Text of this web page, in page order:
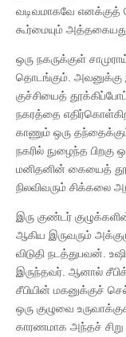
வடிவமாகவே
கூர்மையும்
ஒரு நகருக்குள்
தொடங்கும்.
குச்சியைத்
நகரத்தை
காணும் ஒரு
நகரில் நுழைந்த
மனிதனின் கையைத்
நிலவிவரும் சிக்கலை
இரு குண்டர்
ஆகிய இருவரும்
விடுதி நடத்துபவன்.
இருந்தவர். ஆனால்
சீபியின் மகனுக்குச்
ஒரு குழுவை
காரணமாக அந்தச்